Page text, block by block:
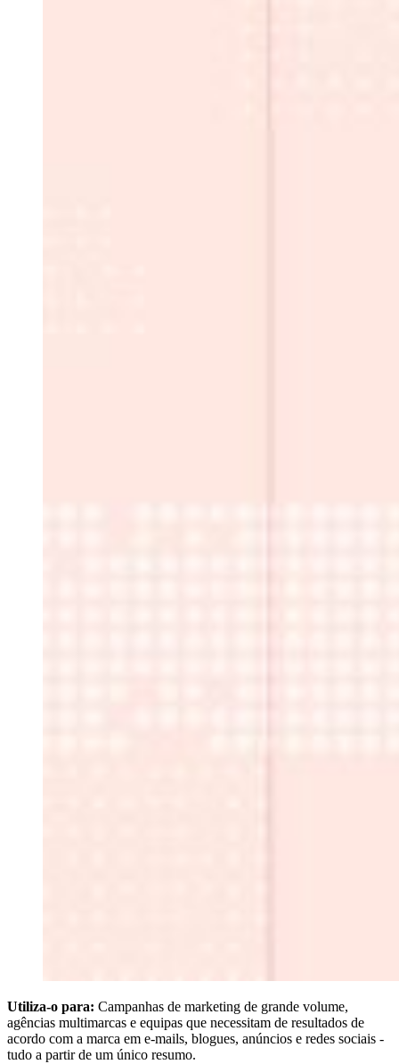
Utiliza-o para: Campanhas de marketing de grande volume,
agências multimarcas e equipas que necessitam de resultados de
acordo com a marca em e-mails, blogues, anúncios e redes sociais -
tudo a partir de um único resumo.